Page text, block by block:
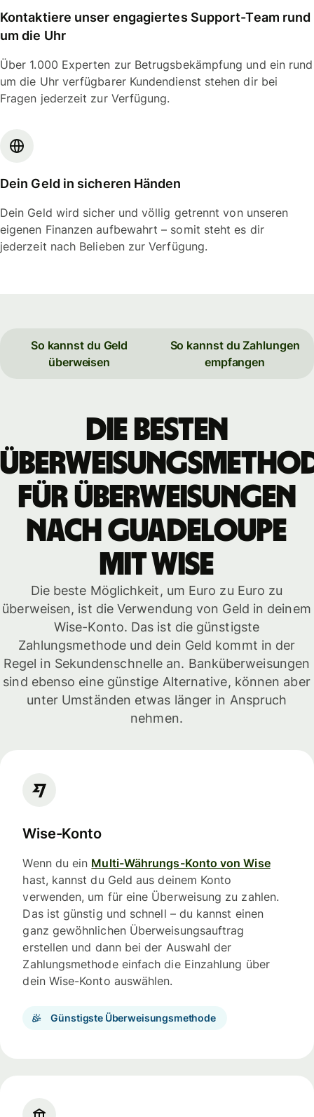
Kontaktiere unser engagiertes Support-Team rund
um die Uhr
Über 1.000 Experten zur Betrugsbekämpfung und ein rund
um die Uhr verfügbarer Kundendienst stehen dir bei
Fragen jederzeit zur Verfügung.
Dein Geld in sicheren Händen
Dein Geld wird sicher und völlig getrennt von unseren
eigenen Finanzen aufbewahrt – somit steht es dir
jederzeit nach Belieben zur Verfügung.
So kannst du Geld
überweisen
So kannst du Zahlungen
empfangen
Die besten
für Überweisungen
nach Guadeloupe
mit WISE
Die beste Möglichkeit, um Euro zu Euro zu
überweisen, ist die Verwendung von Geld in deinem
Wise-Konto. Das ist die günstigste
Zahlungsmethode und dein Geld kommt in der
Regel in Sekundenschnelle an. Banküberweisungen
sind ebenso eine günstige Alternative, können aber
unter Umständen etwas länger in Anspruch
nehmen.
Wise-Konto
Wenn du ein Multi-Währungs-Konto von Wise
hast, kannst du Geld aus deinem Konto
verwenden, um für eine Überweisung zu zahlen.
Das ist günstig und schnell – du kannst einen
ganz gewöhnlichen Überweisungsauftrag
erstellen und dann bei der Auswahl der
Zahlungsmethode einfach die Einzahlung über
dein Wise-Konto auswählen.
Günstigste Überweisungsmethode